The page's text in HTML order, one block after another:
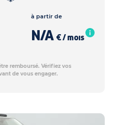
à partir de
N/A € / mois
remboursé. Vérifiez vos
de vous engager.